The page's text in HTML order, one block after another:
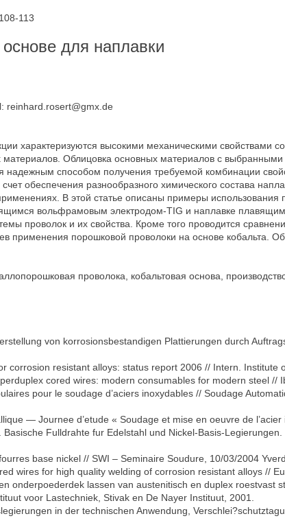
113
для наплавки
reinhard.rosert@gmx.de
характеризуются высокими механическими свойствами
материалов. Облицовка основных материалов с
надежным способом получения требуемой комбинации
обеспечения разнообразного химического состава
В этой статье описаны примеры
вольфрамовым электродом-TIG и наплавке
проволок и их свойства. Кроме того проводится
применения порошковой проволоки на основе кобальта.
проволока, кобальтовая основа,
von korrosionsbestandigen Plattierungen durch
corrosion resistant alloys: status report 2006 // Intern. Institute
cored wires: modern consumables for modern steel //
pour le soudage d’aciers inoxydables // Soudage
— Journee d’etude « Soudage et mise en oeuvre de
Fulldrahte fur Edelstahl und Nickel-Basis-
base nickel // SWI – Seminaire Soudure, 10/03/2004
wires for high quality welding of corrosion resistant alloys //
onderpoederdek lassen van austenitisch en duplex roestvast
voor Lastechniek, Stivak en De Nayer Instituut, 2001.
in der technischen Anwendung,